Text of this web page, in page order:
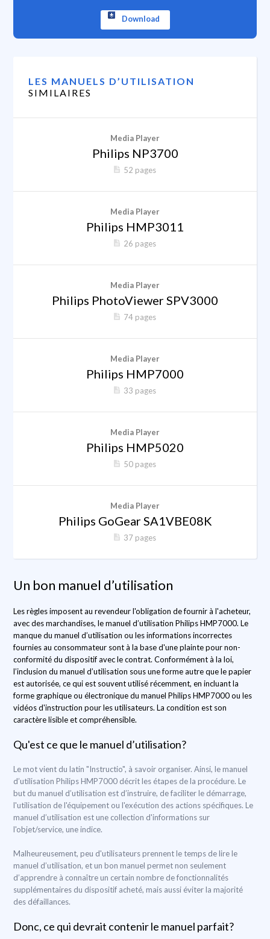
Download
LES MANUELS D’UTILISATION
SIMILAIRES
Media Player
Philips NP3700
52 pages
Media Player
Philips HMP3011
26 pages
Media Player
Philips PhotoViewer SPV3000
74 pages
Media Player
Philips HMP7000
33 pages
Media Player
Philips HMP5020
50 pages
Media Player
Philips GoGear SA1VBE08K
37 pages
Un bon manuel d’utilisation
Les règles imposent au revendeur l'obligation de fournir à l'acheteur,
avec des marchandises, le manuel d’utilisation Philips HMP7000. Le
manque du manuel d’utilisation ou les informations incorrectes
fournies au consommateur sont à la base d'une plainte pour non-
conformité du dispositif avec le contrat. Conformément à la loi,
l’inclusion du manuel d’utilisation sous une forme autre que le papier
est autorisée, ce qui est souvent utilisé récemment, en incluant la
forme graphique ou électronique du manuel Philips HMP7000 ou les
vidéos d'instruction pour les utilisateurs. La condition est son
caractère lisible et compréhensible.
Qu'est ce que le manuel d’utilisation?
Le mot vient du latin "Instructio", à savoir organiser. Ainsi, le manuel
d’utilisation Philips HMP7000 décrit les étapes de la procédure. Le
but du manuel d’utilisation est d’instruire, de faciliter le démarrage,
l'utilisation de l'équipement ou l'exécution des actions spécifiques. Le
manuel d’utilisation est une collection d'informations sur
l'objet/service, une indice.
Malheureusement, peu d'utilisateurs prennent le temps de lire le
manuel d’utilisation, et un bon manuel permet non seulement
d’apprendre à connaître un certain nombre de fonctionnalités
supplémentaires du dispositif acheté, mais aussi éviter la majorité
des défaillances.
Donc, ce qui devrait contenir le manuel parfait?